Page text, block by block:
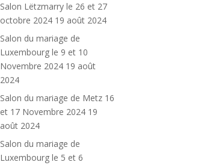
Salon Lëtzmarry le 26 et 27
octobre 2024 19 août 2024
Salon du mariage de
Luxembourg le 9 et 10
Novembre 2024 19 août
2024
Salon du mariage de Metz 16
et 17 Novembre 2024 19
août 2024
Salon du mariage de
Luxembourg le 5 et 6